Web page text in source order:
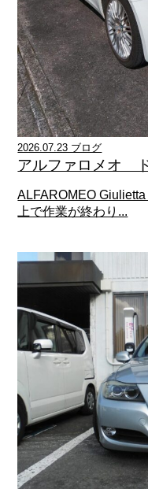
2026.07.23 ブログ
アルファロメオ
ALFAROMEO
上で作業が終わり...